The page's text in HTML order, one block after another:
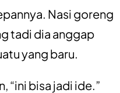
Nasi goreng
tadi dia anggap
yang baru.
“ini bisa jadi ide.”